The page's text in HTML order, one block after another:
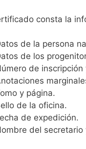
consta la
de la persona
de los
de
y página.
de la oficina.
de expedición.
del secretario